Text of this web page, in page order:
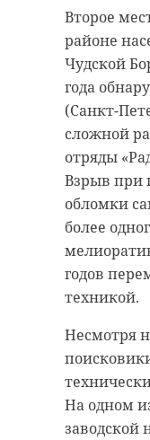
Второе
районе
Чудской
года
(Санкт-
сложной
отряды
Взрыв при
обломки
более
годов
техникой.
Несмотря
На одном
заводской
Как
центре
Александр
доклад о
// Мы есть
Фото:
России,